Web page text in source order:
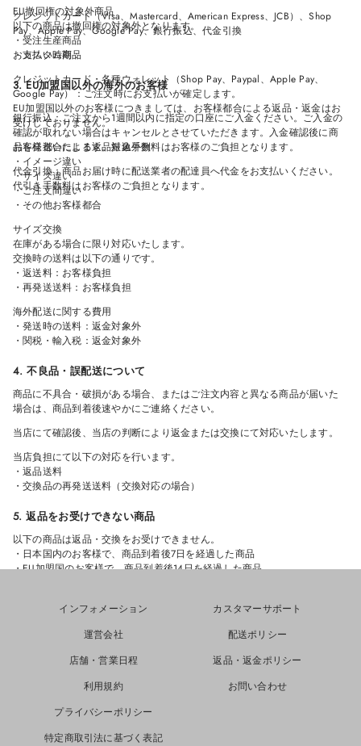
クレジットカード（Visa、Mastercard、American Express、JCB）、Shop
Pay、Apple Pay、Google Pay、銀行振込、代金引換
お支払い時期：
クレジットカード・各種ウォレット（Shop Pay、Paypal、Apple Pay、
Google Pay）：ご注文時にお支払いが確定します。
銀行振込：ご注文から1週間以内に指定の口座にご入金ください。ご入金の
確認が取れない場合はキャンセルとさせていただきます。入金確認後に商
品を発送いたします。振込手数料はお客様のご負担となります。
代金引換：商品お届け時に配送業者の配達員へ代金をお支払いください。
代引き手数料はお客様のご負担となります。
EU撤回権の対象外商品
以下の商品は撤回権の対象外となります。
・受注生産商品
・カスタム商品
3. EU加盟国以外の海外のお客様
EU加盟国以外のお客様につきましては、お客様都合による返品・返金はお
受けしておりません。
お客様都合による返品対象外例
・イメージ違い
・サイズ違い
・ご注文間違い
・その他お客様都合
サイズ交換
在庫がある場合に限り対応いたします。
交換時の送料は以下の通りです。
・返送料：お客様負担
・再発送送料：お客様負担
海外配送に関する費用
・発送時の送料：返金対象外
・関税・輸入税：返金対象外
4. 不良品・誤配送について
商品に不具合・破損がある場合、またはご注文内容と異なる商品が届いた
場合は、商品到着後速やかにご連絡ください。
当店にて確認後、当店の判断により返金または交換にて対応いたします。
当店負担にて以下の対応を行います。
・返品送料
・交換品の再発送送料（交換対応の場合）
5. 返品をお受けできない商品
以下の商品は返品・交換をお受けできません。
・日本国内のお客様で、商品到着後7日を経過した商品
・EU加盟国のお客様で、商品到着後14日を経過した商品
・汚れ・傷・臭い等が付着した商品
・受注生産商品
・カスタム商品
6. 返金について
返品商品到着後、検品を行ったうえで返金可否をご案内いたします。
返金いたします。＊クレジットカード会社や決済サービスにより反映まで
インフォメーション
運営会社
店舗・営業日程
利用規約
プライバシーポリシー
特定商取引法に基づく表記
カスタマーサポート
配送ポリシー
返品・返金ポリシー
お問い合わせ